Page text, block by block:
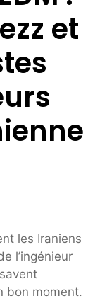
et
les Iraniens
l’ingénieur
bon moment.